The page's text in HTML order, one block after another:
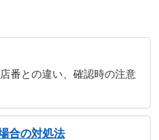
番との違い、確認時の注意
合の対処法